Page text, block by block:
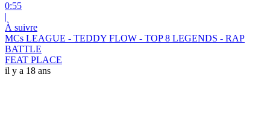
0:55
|
À suivre
MCs LEAGUE - TEDDY FLOW - TOP 8 LEGENDS - RAP
BATTLE
FEAT PLACE
il y a 18 ans